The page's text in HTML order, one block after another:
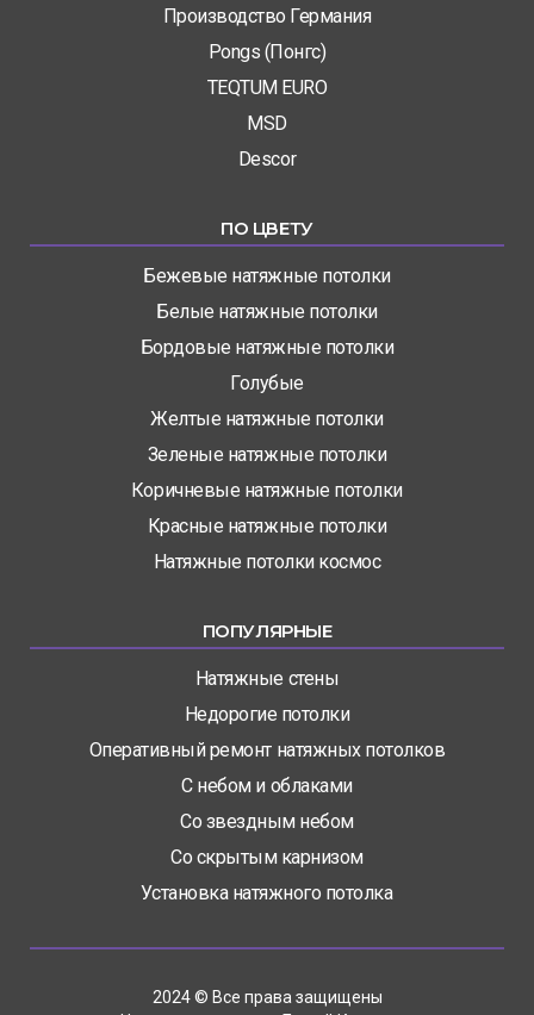
Производство Германия
Pongs (Понгс)
TEQTUM EURO
MSD
Descor
ПО ЦВЕТУ
Бежевые натяжные потолки
Белые натяжные потолки
Бордовые натяжные потолки
Голубые
Желтые натяжные потолки
Зеленые натяжные потолки
Коричневые натяжные потолки
Красные натяжные потолки
Натяжные потолки космос
ПОПУЛЯРНЫЕ
Натяжные стены
Недорогие потолки
Оперативный ремонт натяжных потолков
С небом и облаками
Со звездным небом
Со скрытым карнизом
Установка натяжного потолка
2024 © Все права защищены